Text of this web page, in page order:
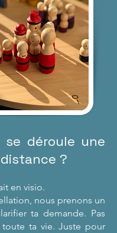
se déroule une
?
en visio.
nous prenons un
ta demande. Pas
ta vie. Juste pour